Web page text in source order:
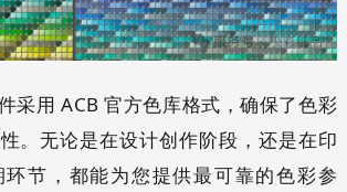
采用 ACB 官方色库格式，确保了色彩
。无论是在设计创作阶段，还是在印
节，都能为您提供最可靠的色彩参